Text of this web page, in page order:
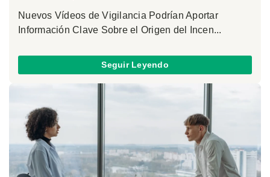
Nuevos Vídeos de Vigilancia Podrían Aportar
Información Clave Sobre el Origen del Incen...
Seguir Leyendo